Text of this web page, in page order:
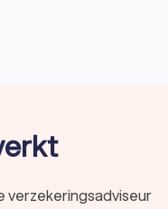
het kiezen van de
taken van
en dekkingen
verzekeringsadviseur